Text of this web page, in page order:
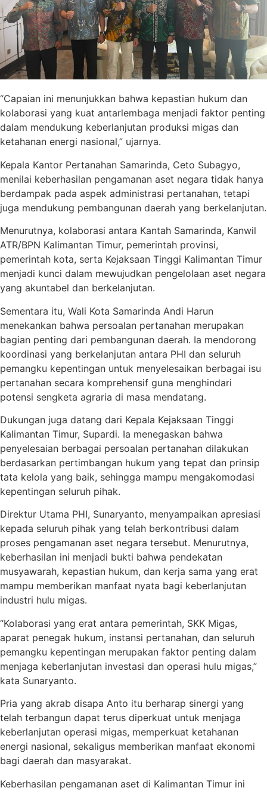
“Capaian ini menunjukkan bahwa kepastian hukum dan
kolaborasi yang kuat antarlembaga menjadi faktor penting
dalam mendukung keberlanjutan produksi migas dan
ketahanan energi nasional,” ujarnya.
Kepala Kantor Pertanahan Samarinda, Ceto Subagyo,
menilai keberhasilan pengamanan aset negara tidak hanya
berdampak pada aspek administrasi pertanahan, tetapi
juga mendukung pembangunan daerah yang berkelanjutan.
Menurutnya, kolaborasi antara Kantah Samarinda, Kanwil
ATR/BPN Kalimantan Timur, pemerintah provinsi,
pemerintah kota, serta Kejaksaan Tinggi Kalimantan Timur
menjadi kunci dalam mewujudkan pengelolaan aset negara
yang akuntabel dan berkelanjutan.
Sementara itu, Wali Kota Samarinda Andi Harun
menekankan bahwa persoalan pertanahan merupakan
bagian penting dari pembangunan daerah. Ia mendorong
koordinasi yang berkelanjutan antara PHI dan seluruh
pemangku kepentingan untuk menyelesaikan berbagai isu
pertanahan secara komprehensif guna menghindari
potensi sengketa agraria di masa mendatang.
Dukungan juga datang dari Kepala Kejaksaan Tinggi
Kalimantan Timur, Supardi. Ia menegaskan bahwa
penyelesaian berbagai persoalan pertanahan dilakukan
berdasarkan pertimbangan hukum yang tepat dan prinsip
tata kelola yang baik, sehingga mampu mengakomodasi
kepentingan seluruh pihak.
Direktur Utama PHI, Sunaryanto, menyampaikan apresiasi
kepada seluruh pihak yang telah berkontribusi dalam
proses pengamanan aset negara tersebut. Menurutnya,
keberhasilan ini menjadi bukti bahwa pendekatan
musyawarah, kepastian hukum, dan kerja sama yang erat
mampu memberikan manfaat nyata bagi keberlanjutan
industri hulu migas.
“Kolaborasi yang erat antara pemerintah, SKK Migas,
aparat penegak hukum, instansi pertanahan, dan seluruh
pemangku kepentingan merupakan faktor penting dalam
menjaga keberlanjutan investasi dan operasi hulu migas,”
kata Sunaryanto.
Pria yang akrab disapa Anto itu berharap sinergi yang
telah terbangun dapat terus diperkuat untuk menjaga
keberlanjutan operasi migas, memperkuat ketahanan
energi nasional, sekaligus memberikan manfaat ekonomi
bagi daerah dan masyarakat.
Keberhasilan pengamanan aset di Kalimantan Timur ini